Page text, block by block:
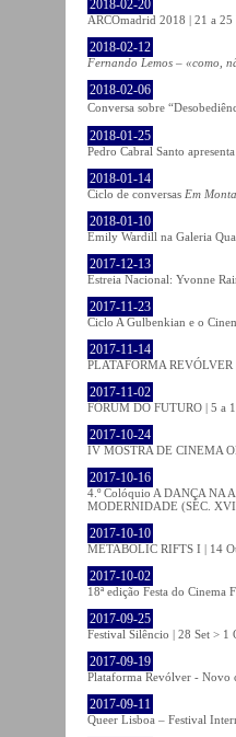
2018-02-20
ARCOmadrid 2018 | 21 a 25
2018-02-12
Fernando Lemos – «como,
2018-02-06
Conversa sobre
2018-01-25
Pedro Cabral Santo apresenta
2018-01-14
Ciclo de conversas Em
2018-01-10
Emily Wardill na Galeria
2017-12-13
Estreia Nacional: Yvonne
2017-11-23
Ciclo A Gulbenkian e o
2017-11-14
PLATAFORMA
2017-11-02
FÓRUM DO FUTURO | 5 a
2017-10-24
IV MOSTRA DE CINEMA
2017-10-16
4.º Colóquio A DANÇA NA
MODERNIDADE (SÉC.
2017-10-10
METABOLIC RIFTS I | 14
2017-10-02
18ª edição Festa do Cinema
2017-09-25
Festival Silêncio | 28 Set > 1
2017-09-19
Plataforma Revólver - Novo
2017-09-11
Queer Lisboa – Festival